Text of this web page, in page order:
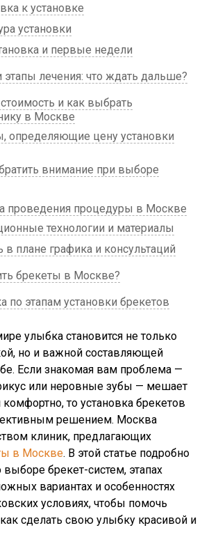
к установке
установки
и первые недели
этапы лечения: что ждать дальше?
и как выбрать
в Москве
определяющие цену установки
внимание при выборе
проведения процедуры в Москве
технологии и материалы
в плане графика и консультаций
брекеты в Москве?
по этапам установки брекетов
улыбка становится не только
но и важной составляющей
Если знакомая вам проблема —
или неровные зубы — мешает
комфортно, то установка брекетов
решением. Москва
клиник, предлагающих
в Москве. В этой статье подробно
выборе брекет-систем, этапах
вариантах и особенностях
условиях, чтобы помочь
сделать свою улыбку красивой и